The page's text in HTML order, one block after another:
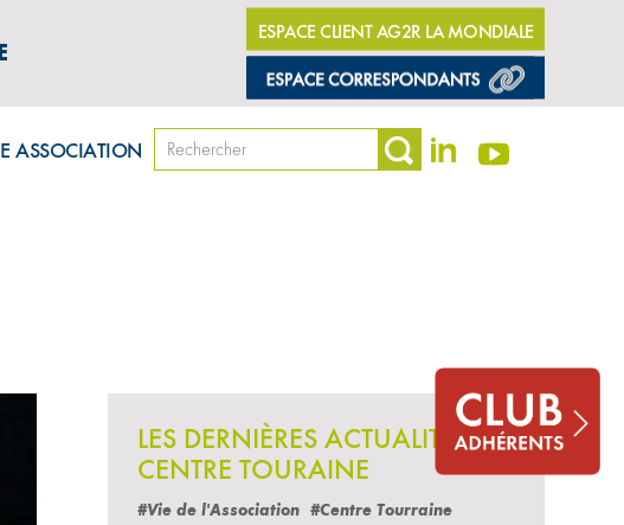
ESPACE CLIENT AG2R LA MONDIALE
ASSOCIATION
LES DERNIÈRES ACTUALITÉS
CENTRE TOURAINE
#Vie de l'Association #Centre Tourraine